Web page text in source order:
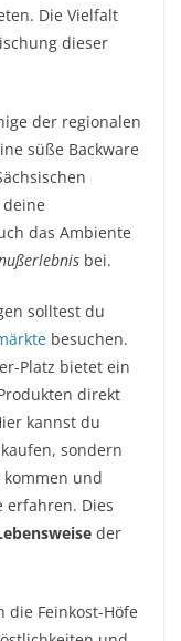
Die Vielfalt
dieser
der regionalen
süße Backware
das Ambiente
bei.
solltest du
besuchen.
Platz bietet ein
direkt
kannst du
sondern
und
erfahren. Dies
der
Feinkost-Höfe